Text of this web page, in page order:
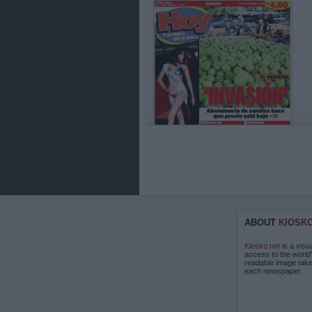
ABOUT
Kiosko.net is a
access to the
readable image
each newspaper.